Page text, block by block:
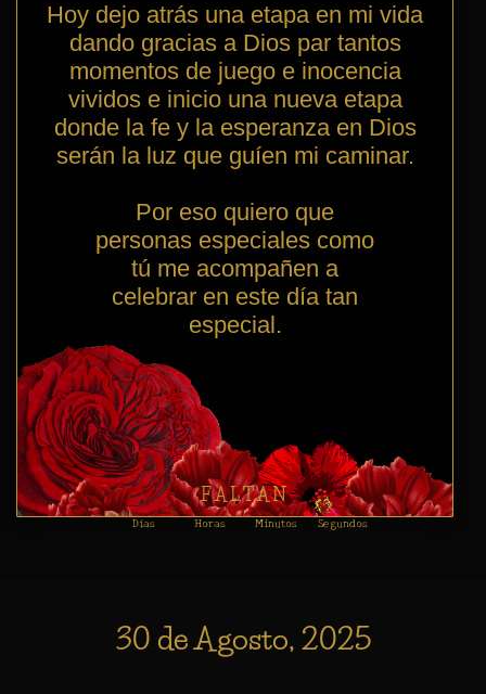
Hoy dejo atrás una etapa en mi vida
dando gracias a Dios par tantos
momentos de juego e inocencia
vividos e inicio una nueva etapa
donde la fe y la esperanza en Dios
serán la luz que guíen mi caminar.
Por eso quiero que
personas especiales como
tú me acompañen a
celebrar en este día tan
especial.
30 de Agosto, 2025
Días Horas Minutos Segundos
F A L T A N